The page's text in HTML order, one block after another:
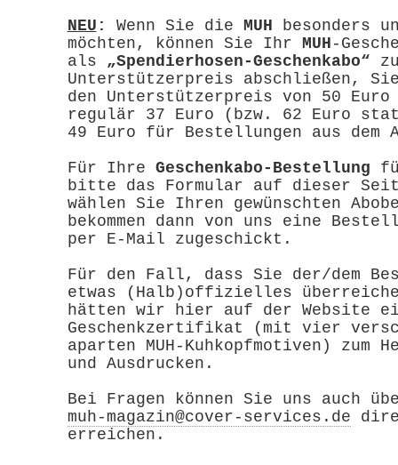
NEU : Wenn Sie die MUH besonders
möchten, können Sie Ihr MUH -
als „Spendierhosen-Geschenkabo“
Unterstützerpreis abschließen,
den Unterstützerpreis von 50
regulär 37 Euro (bzw. 62 Euro
49 Euro für Bestellungen aus dem
Für Ihre Geschenkabo-Bestellung
bitte das Formular auf dieser
wählen Sie Ihren gewünschten
bekommen dann von uns eine
per E-Mail zugeschickt.
Für den Fall, dass Sie der/dem
etwas (Halb)offizielles
hätten wir hier auf der Website
Geschenkzertifikat (mit vier
aparten MUH-Kuhkopfmotiven) zum
und Ausdrucken.
Bei Fragen können Sie uns auch
muh-magazin@cover-services.de
erreichen.